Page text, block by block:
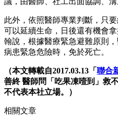
此外，依照醫師專業判斷，只
可以延續生命，日後還有機會
翰說，根據醫療緊急避難原則
病患緊急危險時，免於死亡。
（本文轉載自2017.03.13「 聯合
善終 醫師問「吃果凍噎到」救
不代表本社立場。）
相關文章